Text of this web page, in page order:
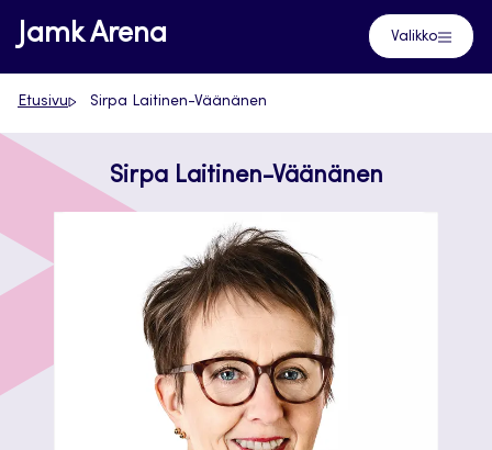
Siirry
suoraan
sisältöön
Jamk Arena Valikko
Etusivu Sirpa Laitinen-Väänänen
Sirpa Laitinen-Väänänen